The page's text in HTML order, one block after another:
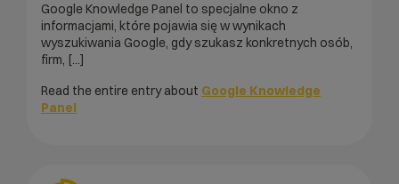
Google Knowledge Panel to specjalne okno z
informacjami, które pojawia się w wynikach
wyszukiwania Google, gdy szukasz konkretnych osób,
firm, [...]
Read the entire entry about Google Knowledge
Panel